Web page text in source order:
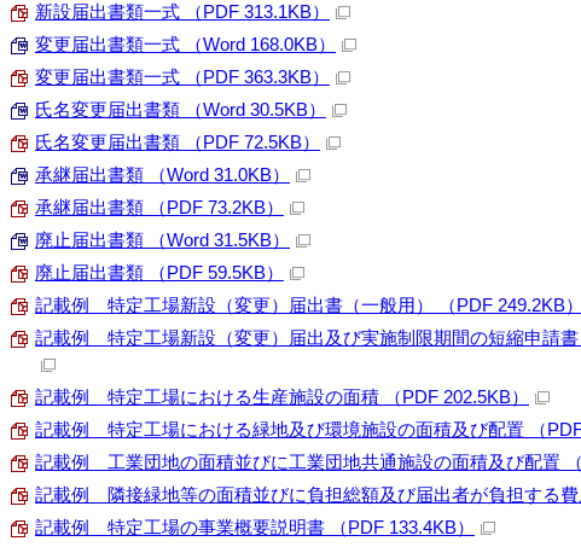
新設届出書類一式 （PDF 313.1KB）
変更届出書類一式 （Word 168.0KB）
変更届出書類一式 （PDF 363.3KB）
氏名変更届出書類 （Word 30.5KB）
氏名変更届出書類 （PDF 72.5KB）
承継届出書類 （Word 31.0KB）
承継届出書類 （PDF 73.2KB）
廃止届出書類 （Word 31.5KB）
廃止届出書類 （PDF 59.5KB）
記載例 特定工場新設（変更）届出書（一般用） （PDF 249.2KB）
記載例 特定工場新設（変更）届出及び実施制限期間の短縮申請書
記載例 特定工場における生産施設の面積 （PDF 202.5KB）
記載例 特定工場における緑地及び環境施設の面積及び配置 （PDF
記載例 工業団地の面積並びに工業団地共通施設の面積及び配置 （
記載例 隣接緑地等の面積並びに負担総額及び届出者が負担する費
記載例 特定工場の事業概要説明書 （PDF 133.4KB）